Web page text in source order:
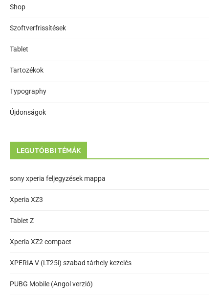
Shop
Szoftverfrissítések
Tablet
Tartozékok
Typography
Újdonságok
LEGUTÓBBI TÉMÁK
sony xperia feljegyzések mappa
Xperia XZ3
Tablet Z
Xperia XZ2 compact
XPERIA V (LT25i) szabad tárhely kezelés
PUBG Mobile (Angol verzió)